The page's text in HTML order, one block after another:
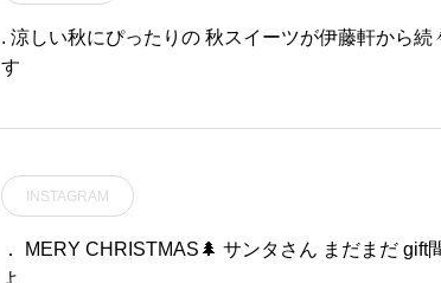
. 涼しい秋にぴったりの 秋スイーツが伊藤軒から続
す
INSTAGRAM
． MERY CHRISTMAS🌲 サンタさん まだまだ gift
よ